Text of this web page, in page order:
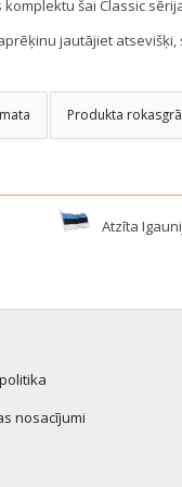
šai Classic
jautājiet
Produkta
Atzīta
nosacījumi